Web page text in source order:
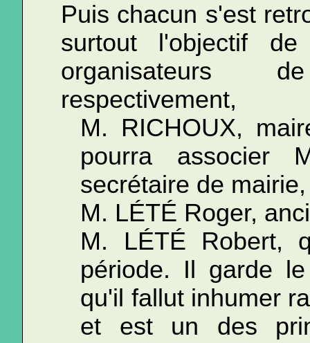
Puis chacun s'est
surtout l'objectif
organisateurs
respectivement,
M. RICHOUX,
pourra associer
secrétaire de mairie,
M. LÉTÉ Roger,
M. LÉTÉ Robert,
période. Il garde
qu'il fallut inhumer
et est un des